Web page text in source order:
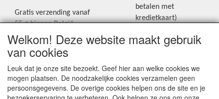
Gratis verzending vanaf
55 € binnen België.
Gratis verzending vanaf
65 € naar Nederland.
Levering andere
landen: geen gratis
verzending, portkosten
worden aangerekend.
betalen met
kredietkaart)
Blijf op de hoogte van de laatste
onze Facebookpagina.
Welkom! Deze website maakt gebruik
van cookies
Leuk dat je onze site bezoekt. Geef hier aan welke cookies we
mogen plaatsen. De noodzakelijke cookies verzamelen geen
persoonsgegevens. De overige cookies helpen ons de site en je